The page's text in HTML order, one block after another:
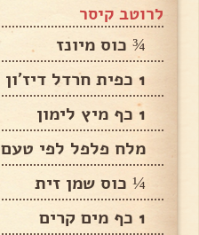
לרוטב קיסר
¾ כוס מיונז
1 כפית חרדל דיז'ון
1 כף מיץ לימון
מלח פלפל לפי טעם
¼ כוס שמן זית
1 כף מים קרים